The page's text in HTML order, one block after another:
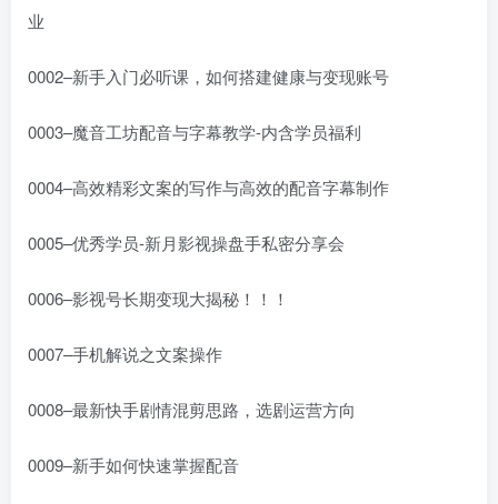
业
0002–新手入门必听课，如何搭建健康与变现账号
0003–魔音工坊配音与字幕教学-内含学员福利
0004–高效精彩文案的写作与高效的配音字幕制作
0005–优秀学员-新月影视操盘手私密分享会
0006–影视号长期变现大揭秘！！！
0007–手机解说之文案操作
0008–最新快手剧情混剪思路，选剧运营方向
0009–新手如何快速掌握配音